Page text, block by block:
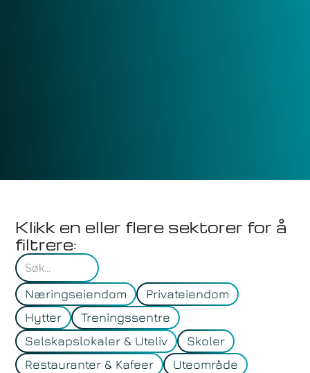
Klikk en eller flere sektorer for å
filtrere:
Næringseiendom
Privateiendom
Hytter
Treningssentre
Selskapslokaler & Uteliv
Skoler
Restauranter & Kafeer
Uteområde